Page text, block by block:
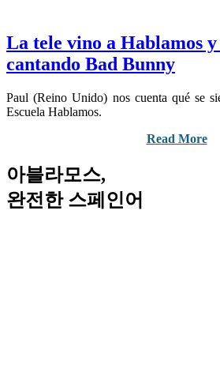
La tele vino a Hablamos y
cantando Bad Bunny
Paul (Reino Unido) nos cuenta qué se
Escuela Hablamos.
Read More
아블라모스,
완전한 스페인어